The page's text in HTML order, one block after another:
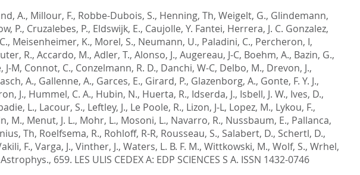
A., Millour, F., Robbe-Dubois, S., Henning, Th, Weigelt, G., Glindemann,
P., Cruzalebes, P., Eldswijk, E., Caujolle, Y. Fantei, Herrera, J. C. Gonzalez,
, Meisenheimer, K., Morel, S., Neumann, U., Paladini, C., Percheron, I,
R., Accardo, M., Adler, T., Alonso, J., Augereau, J-C, Boehm, A., Bazin, G.,
J-M, Connot, C., Conzelmann, R. D., Danchi, W-C, Delbo, M., Drevon, J.,
A., Gallenne, A., Garces, E., Girard, P., Glazenborg, A., Gonte, F. Y. J.,
J., Hummel, C. A., Hubin, N., Huerta, R., Idserda, J., Isbell, J. W., Ives, D.,
L., Lacour, S., Leftley, J., Le Poole, R., Lizon, J-L, Lopez, M., Lykou, F.,
M., Menut, J. L., Mohr, L., Mosoni, L., Navarro, R., Nussbaum, E., Pallanca,
Th, Roelfsema, R., Rohloff, R-R, Rousseau, S., Salabert, D., Schertl, D.,
F., Varga, J., Vinther, J., Waters, L. B. F. M., Wittkowski, M., Wolf, S., Wrhel,
659. LES ULIS CEDEX A: EDP SCIENCES S A. ISSN 1432-0746